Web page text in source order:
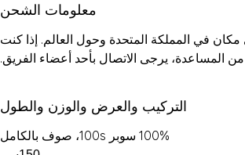
معلومات الشحن
في المملكة المتحدة وحول العالم. إذا كنت
المساعدة، يرجى الاتصال بأحد أعضاء الفريق.
التركيب والعرض والوزن والطول
100% سوبر 100s، صوف بالكامل